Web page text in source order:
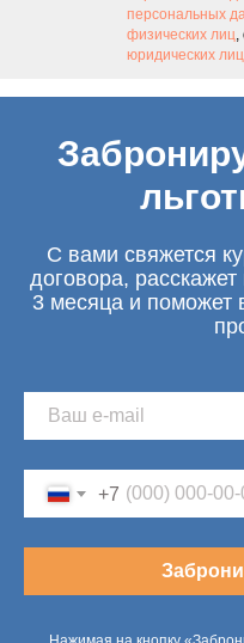
персональных
физических лиц,
юридических лиц
С вами свяжется
договора, расскажет
3 месяца и поможет
+7